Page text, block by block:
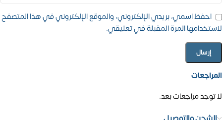
المراجعات
لا توجد مراجعات بعد.
احفظ اسمي، بريدي الإلكتروني، والموقع الإلكتروني في هذا المتصفح
لاستخدامها المرة المقبلة في تعليقي.